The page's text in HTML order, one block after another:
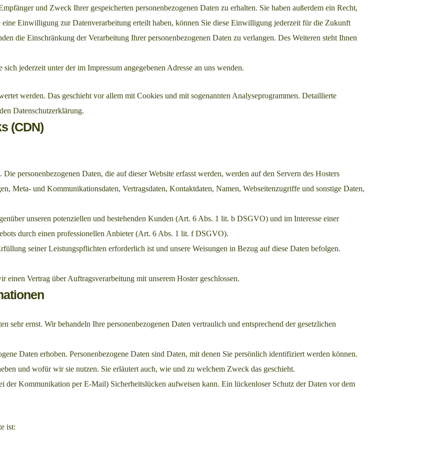
und Zweck Ihrer gespeicherten personenbezogenen Daten zu erhalten. Sie haben außerdem ein Recht,
Einwilligung zur Datenverarbeitung erteilt haben, können Sie diese Einwilligung jederzeit für die Zukunft
die Einschränkung der Verarbeitung Ihrer personenbezogenen Daten zu verlangen. Des Weiteren steht Ihnen
jederzeit unter der im Impressum angegebenen Adresse an uns wenden.
werden. Das geschieht vor allem mit Cookies und mit sogenannten Analyseprogrammen. Detaillierte
Datenschutzerklärung.
(CDN)
personenbezogenen Daten, die auf dieser Website erfasst werden, werden auf den Servern des Hosters
Meta- und Kommunikationsdaten, Vertragsdaten, Kontaktdaten, Namen, Webseitenzugriffe und sonstige Daten,
unseren potenziellen und bestehenden Kunden (Art. 6 Abs. 1 lit. b DSGVO) und im Interesse einer
durch einen professionellen Anbieter (Art. 6 Abs. 1 lit. f DSGVO).
seiner Leistungspflichten erforderlich ist und unsere Weisungen in Bezug auf diese Daten befolgen.
Vertrag über Auftragsverarbeitung mit unserem Hoster geschlossen.
sehr ernst. Wir behandeln Ihre personenbezogenen Daten vertraulich und entsprechend der gesetzlichen
Daten erhoben. Personenbezogene Daten sind Daten, mit denen Sie persönlich identifiziert werden können.
und wofür wir sie nutzen. Sie erläutert auch, wie und zu welchem Zweck das geschieht.
der Kommunikation per E-Mail) Sicherheitslücken aufweisen kann. Ein lückenloser Schutz der Daten vor dem
ist: